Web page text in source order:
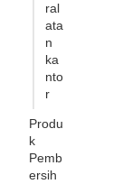
ral
ata
n
ka
nto
r
Produ
k
Pemb
ersih